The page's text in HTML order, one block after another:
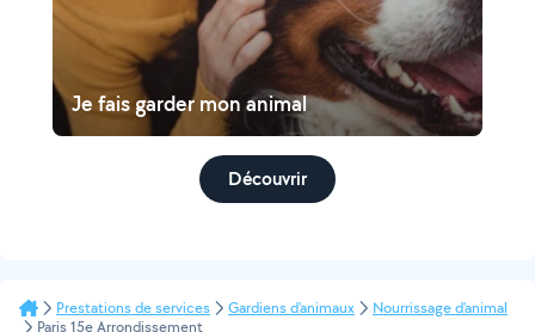
Je fais garder mon animal
Découvrir
Prestations de services Gardiens d'animaux
Nourrissage d'animal
Paris 15e Arrondissement